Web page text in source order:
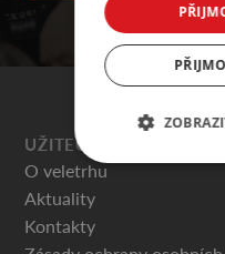
UŽITEČNÉ
O veletrhu
Aktuality
Kontakty